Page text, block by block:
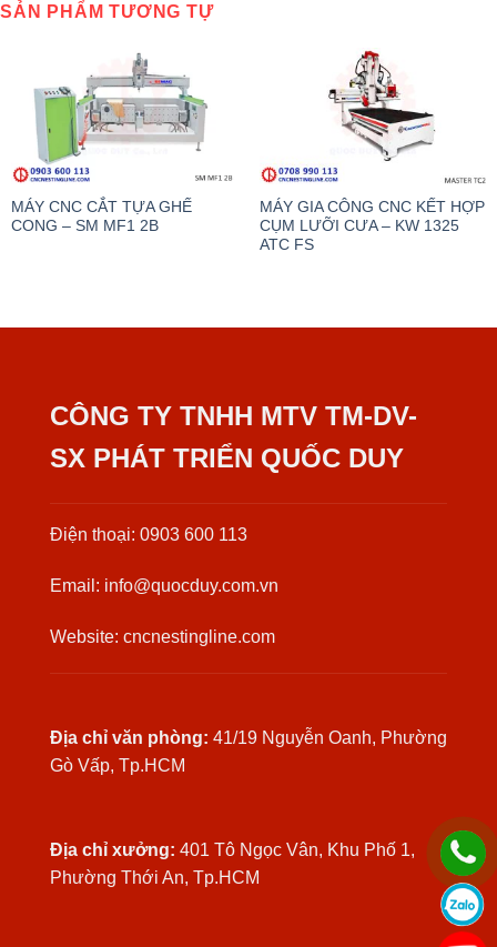
SẢN PHẨM TƯƠNG TỰ
MÁY CNC CẮT TỰA GHẾ
CONG – SM MF1 2B
MÁY GIA CÔNG CNC KẾT HỢP
CỤM LƯỠI CƯA – KW 1325
ATC FS
CÔNG TY TNHH MTV TM-DV-
SX PHÁT TRIỂN QUỐC DUY
Điện thoại: 0903 600 113
Email: info@quocduy.com.vn
Website: cncnestingline.com
Địa chỉ văn phòng: 41/19 Nguyễn Oanh, Phường
Gò Vấp, Tp.HCM
Địa chỉ xưởng: 401 Tô Ngọc Vân, Khu Phố 1,
Phường Thới An, Tp.HCM